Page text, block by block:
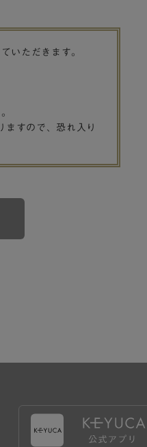
いただきます。
すので、恐れ入り